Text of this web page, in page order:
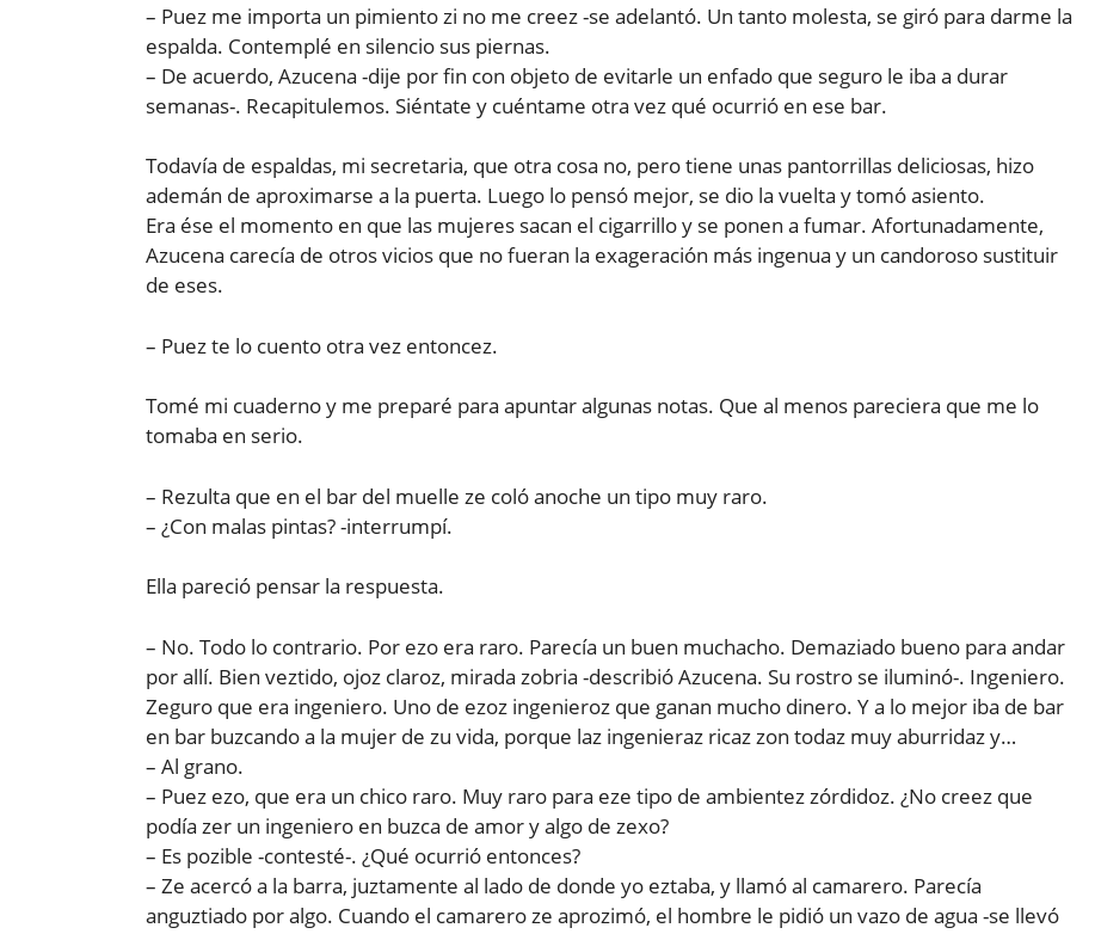
– Puez me importa un pimiento zi no me creez -se adelantó. Un tanto molesta, se giró para darme la
espalda. Contemplé en silencio sus piernas.
– De acuerdo, Azucena -dije por fin con objeto de evitarle un enfado que seguro le iba a durar
semanas-. Recapitulemos. Siéntate y cuéntame otra vez qué ocurrió en ese bar.
Todavía de espaldas, mi secretaria, que otra cosa no, pero tiene unas pantorrillas deliciosas, hizo
ademán de aproximarse a la puerta. Luego lo pensó mejor, se dio la vuelta y tomó asiento.
Era ése el momento en que las mujeres sacan el cigarrillo y se ponen a fumar. Afortunadamente,
Azucena carecía de otros vicios que no fueran la exageración más ingenua y un candoroso sustituir
de eses.
– Puez te lo cuento otra vez entoncez.
Tomé mi cuaderno y me preparé para apuntar algunas notas. Que al menos pareciera que me lo
tomaba en serio.
– Rezulta que en el bar del muelle ze coló anoche un tipo muy raro.
– ¿Con malas pintas? -interrumpí.
Ella pareció pensar la respuesta.
– No. Todo lo contrario. Por ezo era raro. Parecía un buen muchacho. Demaziado bueno para andar
por allí. Bien veztido, ojoz claroz, mirada zobria -describió Azucena. Su rostro se iluminó-. Ingeniero.
Zeguro que era ingeniero. Uno de ezoz ingenieroz que ganan mucho dinero. Y a lo mejor iba de bar
en bar buzcando a la mujer de zu vida, porque laz ingenieraz ricaz zon todaz muy aburridaz y…
– Al grano.
– Puez ezo, que era un chico raro. Muy raro para eze tipo de ambientez zórdidoz. ¿No creez que
podía zer un ingeniero en buzca de amor y algo de zexo?
– Es pozible -contesté-. ¿Qué ocurrió entonces?
– Ze acercó a la barra, juztamente al lado de donde yo eztaba, y llamó al camarero. Parecía
anguztiado por algo. Cuando el camarero ze aprozimó, el hombre le pidió un vazo de agua -se llevó